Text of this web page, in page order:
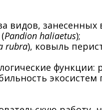
видов,
Pandion haliaetus);
rubra), ковыль